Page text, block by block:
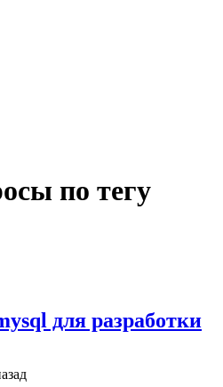
по тегу
для разработки